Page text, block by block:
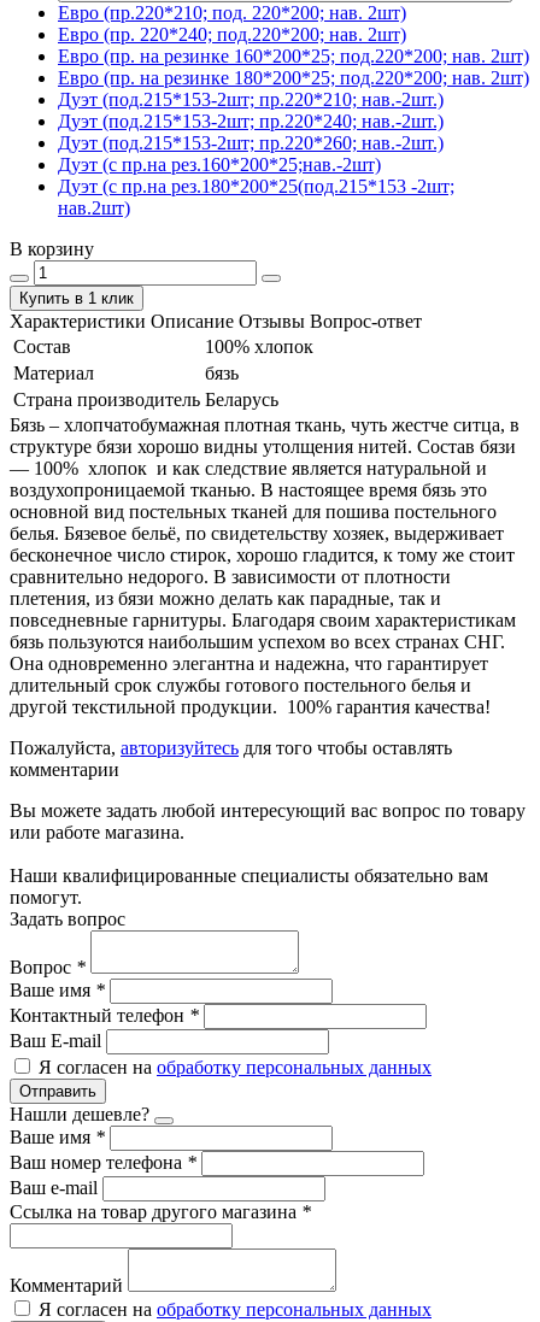
Евро (пр.220*210; под. 220*200; нав. 2шт)
Евро (пр. 220*240; под.220*200; нав. 2шт)
Евро (пр. на резинке 160*200*25; под.220*200; нав. 2шт)
Евро (пр. на резинке 180*200*25; под.220*200; нав. 2шт)
Дуэт (под.215*153-2шт; пр.220*210; нав.-2шт.)
Дуэт (под.215*153-2шт; пр.220*240; нав.-2шт.)
Дуэт (под.215*153-2шт; пр.220*260; нав.-2шт.)
Дуэт (с пр.на рез.160*200*25;нав.-2шт)
Дуэт (с пр.на рез.180*200*25(под.215*153 -2шт;
нав.2шт)
В корзину
Купить в 1 клик
Характеристики Описание Отзывы Вопрос-ответ
Состав
100% хлопок
Материал
бязь
Страна производитель Беларусь
Бязь – хлопчатобумажная плотная ткань, чуть жестче ситца, в
структуре бязи хорошо видны утолщения нитей. Состав бязи
― 100% хлопок и как следствие является натуральной и
воздухопроницаемой тканью. В настоящее время бязь это
основной вид постельных тканей для пошива постельного
белья. Бязевое бельё, по свидетельству хозяек, выдерживает
бесконечное число стирок, хорошо гладится, к тому же стоит
сравнительно недорого. В зависимости от плотности
плетения, из бязи можно делать как парадные, так и
повседневные гарнитуры. Благодаря своим характеристикам
бязь пользуются наибольшим успехом во всех странах СНГ.
Она одновременно элегантна и надежна, что гарантирует
длительный срок службы готового постельного белья и
другой текстильной продукции. 100% гарантия качества!
Пожалуйста, авторизуйтесь для того чтобы оставлять
комментарии
Вы можете задать любой интересующий вас вопрос по товару
или работе магазина.
Наши квалифицированные специалисты обязательно вам
помогут.
Задать вопрос
Вопрос *
Ваше имя *
Контактный телефон *
Ваш E-mail
Я согласен на обработку персональных данных
Отправить
Нашли дешевле?
Ваше имя *
Ваш номер телефона *
Ваш e-mail
Ссылка на товар другого магазина *
Комментарий
Я согласен на обработку персональных данных